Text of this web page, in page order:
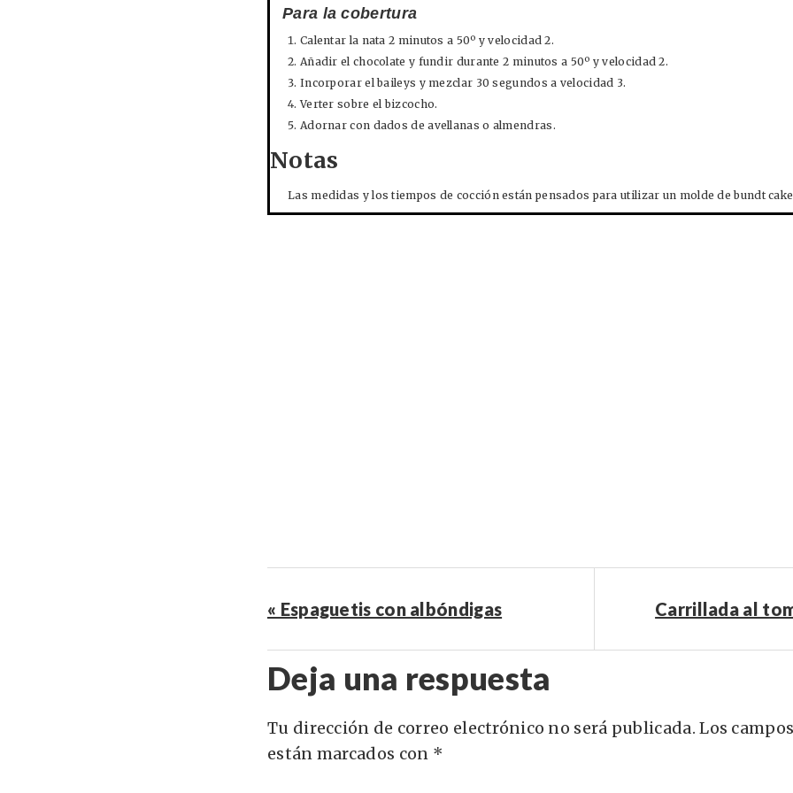
Para la cobertura
Calentar la nata 2 minutos a 50º y velocidad 2.
Añadir el chocolate y fundir durante 2 minutos a 50º y velocidad 2.
Incorporar el baileys y mezclar 30 segundos a velocidad 3.
Verter sobre el bizcocho.
Adornar con dados de avellanas o almendras.
Notas
Las medidas y los tiempos de cocción están pensados para utilizar un molde de bundt
« Espaguetis con albóndigas Carrillada al
Deja una respuesta
Tu dirección de correo electrónico no será publicada. Los
están marcados con *